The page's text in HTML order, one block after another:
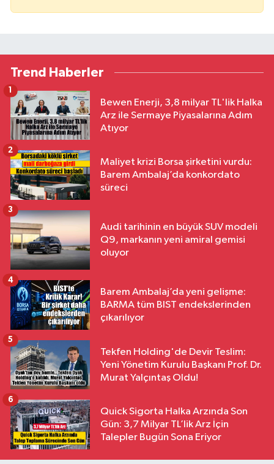
Trend Haberler
Bewen Enerji, 3,8 milyar TL'lik Halka
Arz ile Sermaye Piyasalarına Adım
Atıyor
1
Maliyet krizi Borsa şirketini vurdu:
Barem Ambalaj’da konkordato
süreci
2
Audi tarihinin en büyük SUV modeli
Q9, markanın yeni amiral gemisi
oluyor
3
Barem Ambalaj’da yeni gelişme:
BARMA tüm BIST endekslerinden
çıkarılıyor
4
Tekfen Holding'de Devir Teslim:
Yeni Yönetim Kurulu Başkanı Prof. Dr.
Murat Yalçıntaş Oldu!
5
Quick Sigorta Halka Arzında Son
Gün: 3,7 Milyar TL’lik Arz İçin
Talepler Bugün Sona Eriyor
6